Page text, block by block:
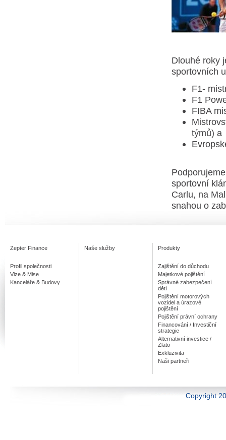
Dlouhé roky
sportovních
F1-
F1
FIBA
týmů) a
sportovní
Carlu, na
snahou o
Zepter Finance
Profil společnosti
Vize & Mise
Kanceláře & Budovy
Naše služby Produkty
Zajištění do důchodu
Majetkové pojištění
Správné zabezpečení
dětí
Pojištění motorových
vozidel a úrazové
pojištění
Pojištění právní ochrany
Financování / Investiční
strategie
Alternativní investice /
Zlato
Exkluzivita
Naši partneři
Copyright